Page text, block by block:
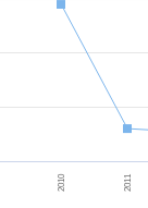
2010 2011